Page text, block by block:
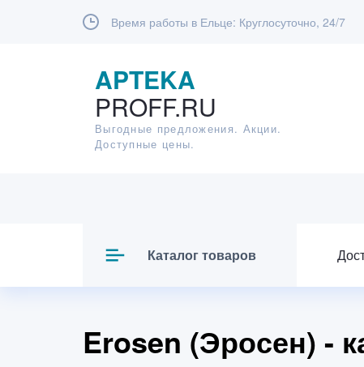
Время работы в Ельце: Круглосуточно, 24/7
APTEKA
PROFF.RU
Выгодные предложения. Акции.
Доступные цены.
Каталог товаров
Erosen (Эросен) -